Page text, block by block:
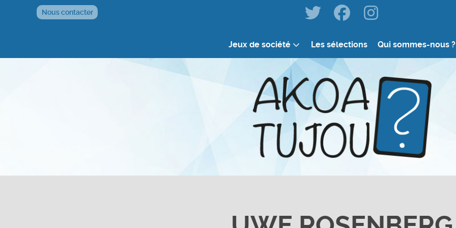
Nous contacter
Jeux de société Les sélections Qui sommes-nous ?